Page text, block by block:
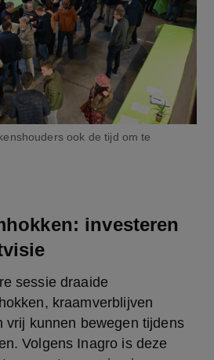
ook de tijd om te
investeren
sessie draaide
kraamverblijven
vrij kunnen bewegen tijdens
Volgens Inagro is deze